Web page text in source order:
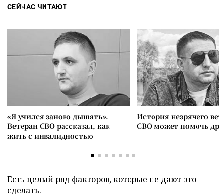
СЕЙЧАС ЧИТАЮТ
«Я учился заново дышать».
Ветеран СВО рассказал, как
жить с инвалидностью
История незрячего
СВО может помочь
Есть целый ряд факторов, которые не дают это
сделать.